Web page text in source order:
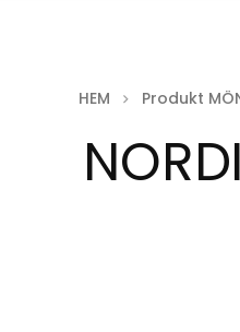
HEM Produkt